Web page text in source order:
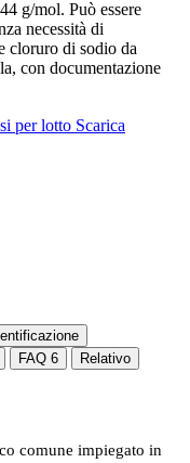
g/mol. Può essere
necessità di
cloruro di sodio da
con documentazione
per lotto Scarica
FAQ 6 Relativo
comune impiegato in